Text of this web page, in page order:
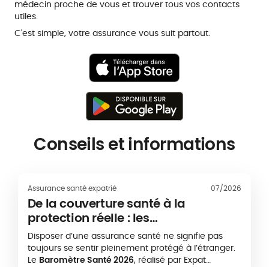
médecin proche de vous et trouver tous vos contacts
utiles.
C'est simple, votre assurance vous suit partout.
Conseils et informations
Assurance santé expatrié 07/2026
De la couverture santé à la
protection réelle : les
enseignements du Baromètre Santé
2026
Disposer d’une assurance santé ne signifie pas
toujours se sentir pleinement protégé à l’étranger.
Le Baromètre Santé 2026, réalisé par Expat